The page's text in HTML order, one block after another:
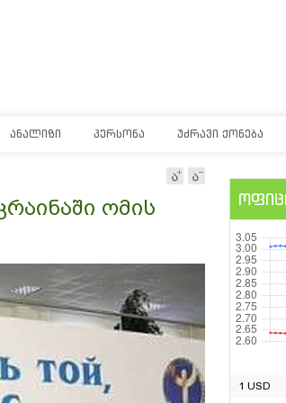
ᲐᲜᲐᲚᲘᲖᲘ ᲞᲔᲠᲡᲝᲜᲐ ᲣᲫᲠᲐᲕᲘ ᲥᲝᲜᲔᲑᲐ
ომის
1 USD